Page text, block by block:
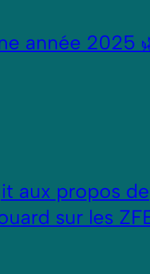
année 2025
aux propos de
sur les